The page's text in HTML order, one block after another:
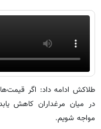
طلاکش ادامه داد: اگر
در میان مرغداران کاهش
مواجه شویم.